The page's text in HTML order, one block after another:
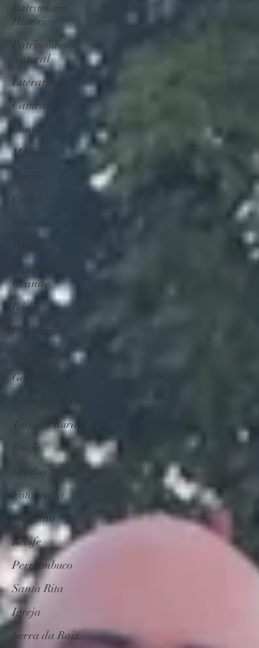
Patrimônio
Histórico
Patrimônio
Natural
Literatura
Caturité
Conto
Memória
Gurjão
Cariri
Serra Branca
IHGSB
Campina
Grande
Rádio
Escavações
Arqueologia
Galante
Festa Junina
Turismo Rural
Botija
Lendas
Fotografia
Marinha
Recife
Pernambuco
Santa Rita
Igreja
Serra da Raiz